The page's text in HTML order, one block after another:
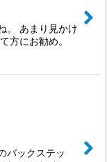
。 あまり見かけ
方にお勧め。
バックステッ